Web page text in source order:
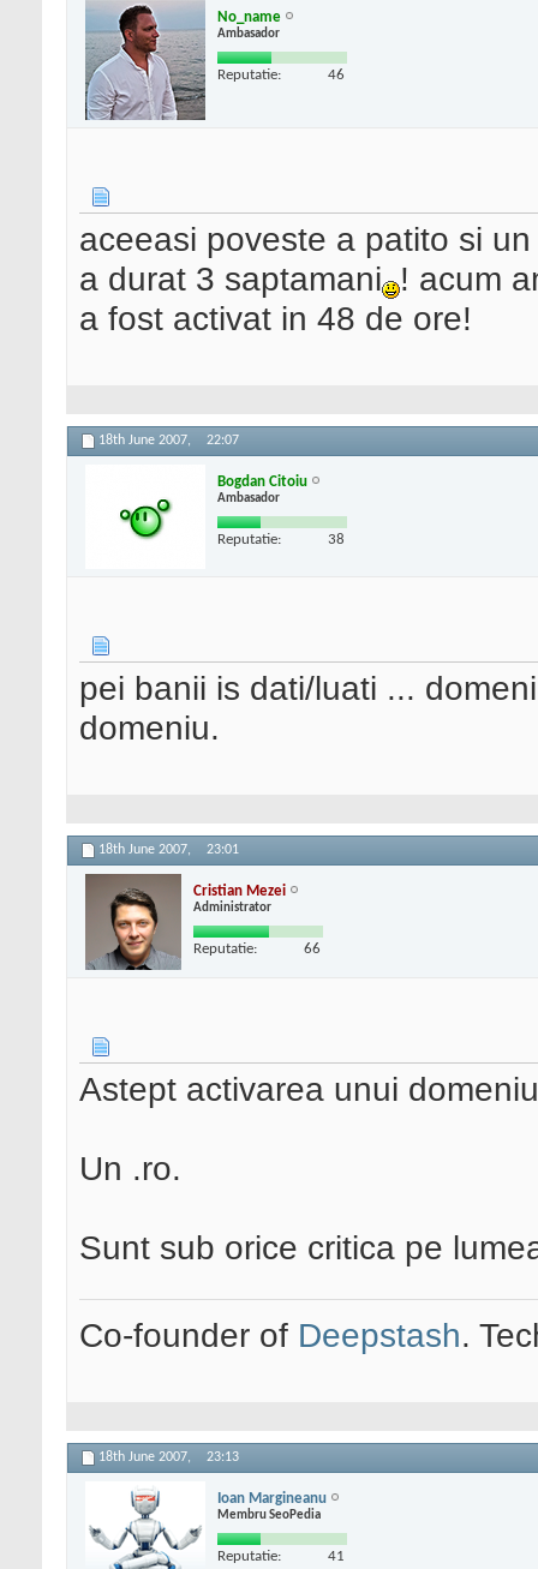
No_name
Ambasador
Reputatie: 46
aceeasi poveste a patito si
a durat 3 saptamani ! acum
a fost activat in 48 de ore!
18th June 2007, 22:07
Bogdan Citoiu
Ambasador
Reputatie: 38
pei banii is dati/luati ...
domeniu.
18th June 2007, 23:01
Cristian Mezei
Administrator
Reputatie: 66
Astept activarea unui
Un .ro.
Sunt sub orice critica pe
Co-founder of Deepstash.
18th June 2007, 23:13
Ioan Margineanu
Membru SeoPedia
Reputatie: 41